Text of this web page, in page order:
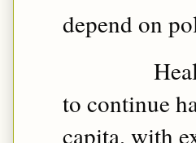
depend on
to continue
capita, with